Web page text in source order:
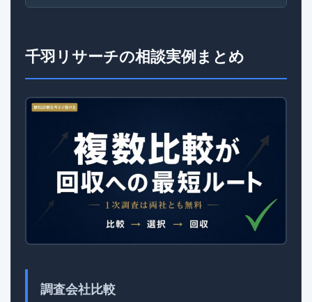
千羽リサーチの相談実例まとめ
調査会社比較